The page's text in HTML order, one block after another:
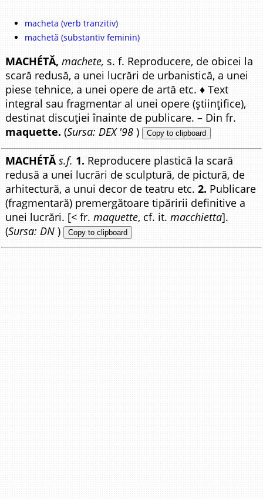
macheta (verb tranzitiv)
machetă (substantiv feminin)
MACHÉTĂ, machete, s. f. Reproducere, de obicei la
scară redusă, a unei lucrări de urbanistică, a unei
piese tehnice, a unei opere de artă etc. ♦ Text
integral sau fragmentar al unei opere (științifice),
destinat discuției înainte de publicare. – Din fr.
maquette. (Sursa: DEX '98 ) Copy to clipboard
MACHÉTĂ s.f. 1. Reproducere plastică la scară
redusă a unei lucrări de sculptură, de pictură, de
arhitectură, a unui decor de teatru etc.2. Publicare
(fragmentară) premergătoare tipăririi definitive a
unei lucrări. [< fr.maquette, cf. it.macchietta].
(Sursa: DN ) Copy to clipboard